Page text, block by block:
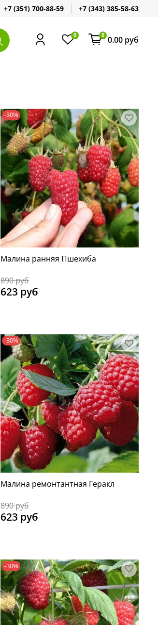
+7 (351) 700-88-59 +7 (343) 385-58-63
0 0 0.00 руб
-30%
Малина ранняя Пшехиба
890 руб
623 руб
-30%
Малина ремонтантная Геракл
890 руб
623 руб
-30%